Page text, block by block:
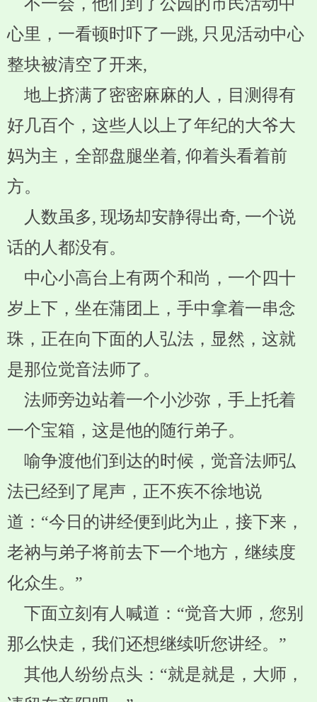
心里，一看顿时吓了一跳, 只见活动中心
整块被清空了开来,
地上挤满了密密麻麻的人，目测得有
好几百个，这些人以上了年纪的大爷大
妈为主，全部盘腿坐着, 仰着头看着前
方。
人数虽多, 现场却安静得出奇, 一个说
话的人都没有。
中心小高台上有两个和尚，一个四十
岁上下，坐在蒲团上，手中拿着一串念
珠，正在向下面的人弘法，显然，这就
是那位觉音法师了。
法师旁边站着一个小沙弥，手上托着
一个宝箱，这是他的随行弟子。
喻争渡他们到达的时候，觉音法师弘
法已经到了尾声，正不疾不徐地说
道：“今日的讲经便到此为止，接下来，
老衲与弟子将前去下一个地方，继续度
化众生。”
下面立刻有人喊道：“觉音大师，您别
那么快走，我们还想继续听您讲经。”
其他人纷纷点头：“就是就是，大师，